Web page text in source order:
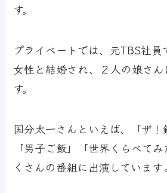
す。
プライベートでは、元TBS社
女性と結婚され、２人の娘さん
す。
国分太一さんといえば、「ザ
「男子ご飯」「世界くらべて
くさんの番組に出演しています